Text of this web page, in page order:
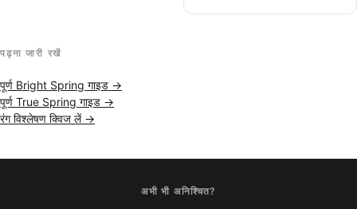
पढ़ना जारी रखें
पूर्ण Bright Spring गाइड →
पूर्ण True Spring गाइड →
रंग विश्लेषण क्विज लें →
अभी भी अनिश्चित?